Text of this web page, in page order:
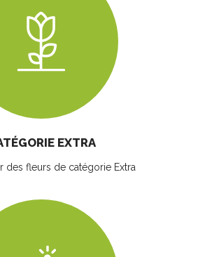
EXTRA
des fleurs de catégorie Extra